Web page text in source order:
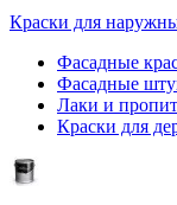
Краски для
Фасадные
Фасадные
Лаки и
Краски для